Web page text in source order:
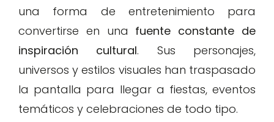
una forma de entretenimiento para
convertirse en una fuente constante de
inspiración cultural. Sus personajes,
universos y estilos visuales han traspasado
la pantalla para llegar a fiestas, eventos
temáticos y celebraciones de todo tipo.